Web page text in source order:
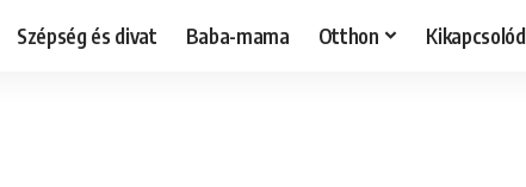
Szépség és divat Baba-mama Otthon